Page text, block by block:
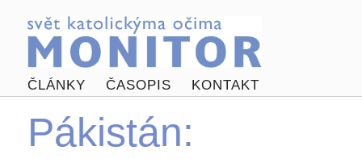
ČLÁNKY ČASOPIS KONTAKT
Pákistán: